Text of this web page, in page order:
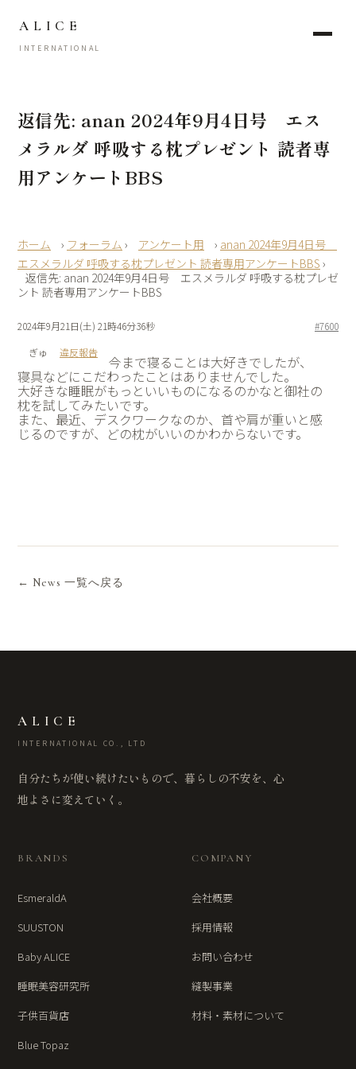
ALICE
INTERNATIONAL
返信先: anan 2024年9月4日号 エス
メラルダ 呼吸する枕プレゼント 読者専
用アンケートBBS
› フォーラム › アンケート用 › anan 2024年9月4日号
エスメラルダ 呼吸する枕プレゼント 読者専用アンケートBBS ›
返信先: anan 2024年9月4日号 エスメラルダ 呼吸する枕プレゼ
ント 読者専用アンケートBBS
2024年9月21日(土) 21時46分36秒
#7600
ぎゅ
違反報告
今まで寝ることは大好きでしたが、
寝具などにこだわったことはありませんでした。
大好きな睡眠がもっといいものになるのかなと御社の
枕を試してみたいです。
また、最近、デスクワークなのか、首や肩が重いと感
じるのですが、どの枕がいいのかわからないです。
← News 一覧へ戻る
ALICE
INTERNATIONAL CO., LTD
自分たちが使い続けたいもので、暮らしの不安を、心
地よさに変えていく。
BRANDS
EsmeraldA
SUUSTON
Baby ALICE
睡眠美容研究所
子供百貨店
Blue Topaz
COMPANY
会社概要
採用情報
お問い合わせ
縫製事業
材料・素材について